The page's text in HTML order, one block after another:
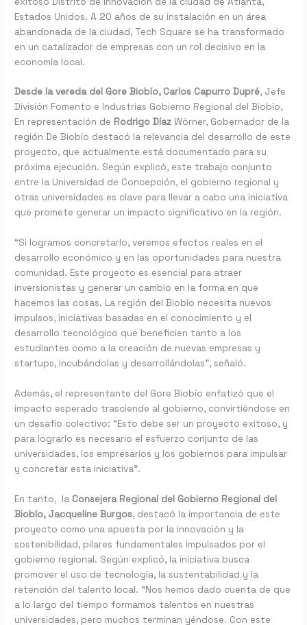
Estados Unidos. A 20 años de su instalación en un área
abandonada de la ciudad, Tech Square se ha transformado
en un catalizador de empresas con un rol decisivo en la
economía local.
Desde la vereda del Gore Biobío, Carlos Capurro Dupré, Jefe
División Fomento e Industrias Gobierno Regional del Biobío,
En representación de Rodrigo Díaz Wörner, Gobernador de la
región De Biobío destacó la relevancia del desarrollo de este
proyecto, que actualmente está documentado para su
próxima ejecución. Según explicó, este trabajo conjunto
entre la Universidad de Concepción, el gobierno regional y
otras universidades es clave para llevar a cabo una iniciativa
que promete generar un impacto significativo en la región.
“Si logramos concretarlo, veremos efectos reales en el
desarrollo económico y en las oportunidades para nuestra
comunidad. Este proyecto es esencial para atraer
inversionistas y generar un cambio en la forma en que
hacemos las cosas. La región del Biobío necesita nuevos
impulsos, iniciativas basadas en el conocimiento y el
desarrollo tecnológico que beneficien tanto a los
estudiantes como a la creación de nuevas empresas y
startups, incubándolas y desarrollándolas”, señaló.
Además, el representante del Gore Biobío enfatizó que el
impacto esperado trasciende al gobierno, convirtiéndose en
un desafío colectivo: “Esto debe ser un proyecto exitoso, y
para lograrlo es necesario el esfuerzo conjunto de las
universidades, los empresarios y los gobiernos para impulsar
y concretar esta iniciativa”.
En tanto, la Consejera Regional del Gobierno Regional del
Biobío, Jacqueline Burgos, destacó la importancia de este
proyecto como una apuesta por la innovación y la
sostenibilidad, pilares fundamentales impulsados por el
gobierno regional. Según explicó, la iniciativa busca
promover el uso de tecnología, la sustentabilidad y la
retención del talento local. “Nos hemos dado cuenta de que
a lo largo del tiempo formamos talentos en nuestras
universidades, pero muchos terminan yéndose. Con este